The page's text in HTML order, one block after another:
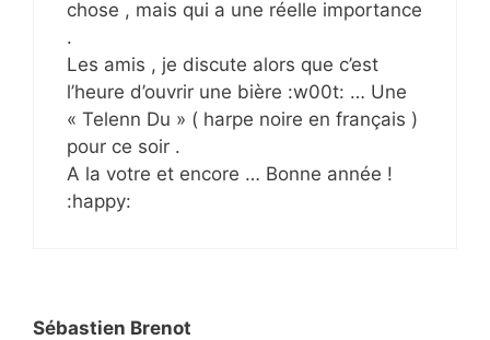
chose , mais qui a une réelle importance
.
Les amis , je discute alors que c’est
l’heure d’ouvrir une bière :w00t: … Une
« Telenn Du » ( harpe noire en français )
pour ce soir .
A la votre et encore … Bonne année !
:happy:
Sébastien Brenot